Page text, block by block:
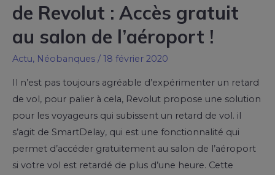
de Revolut : Accès gratuit
au salon de l’aéroport !
Actu, Néobanques / 18 février 2020
Il n’est pas toujours agréable d’expérimenter un retard
de vol, pour palier à cela, Revolut propose une solution
pour les voyageurs qui subissent un retard de vol. il
s’agit de SmartDelay, qui est une fonctionnalité qui
permet d’accéder gratuitement au salon de l’aéroport
si votre vol est retardé de plus d’une heure. Cette